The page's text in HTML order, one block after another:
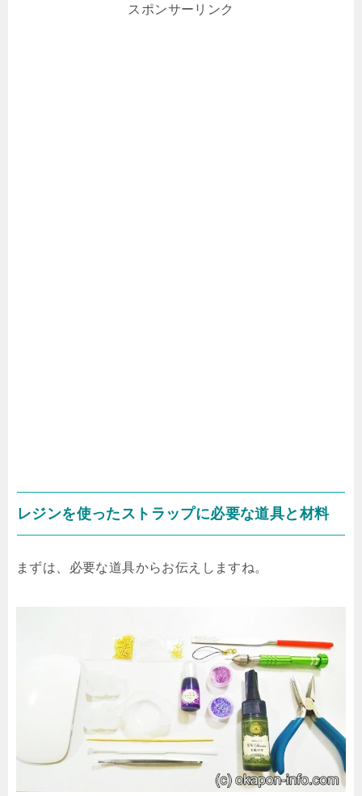
スポンサーリンク
レジンを使ったストラップに必要な道具と材料
まずは、必要な道具からお伝えしますね。